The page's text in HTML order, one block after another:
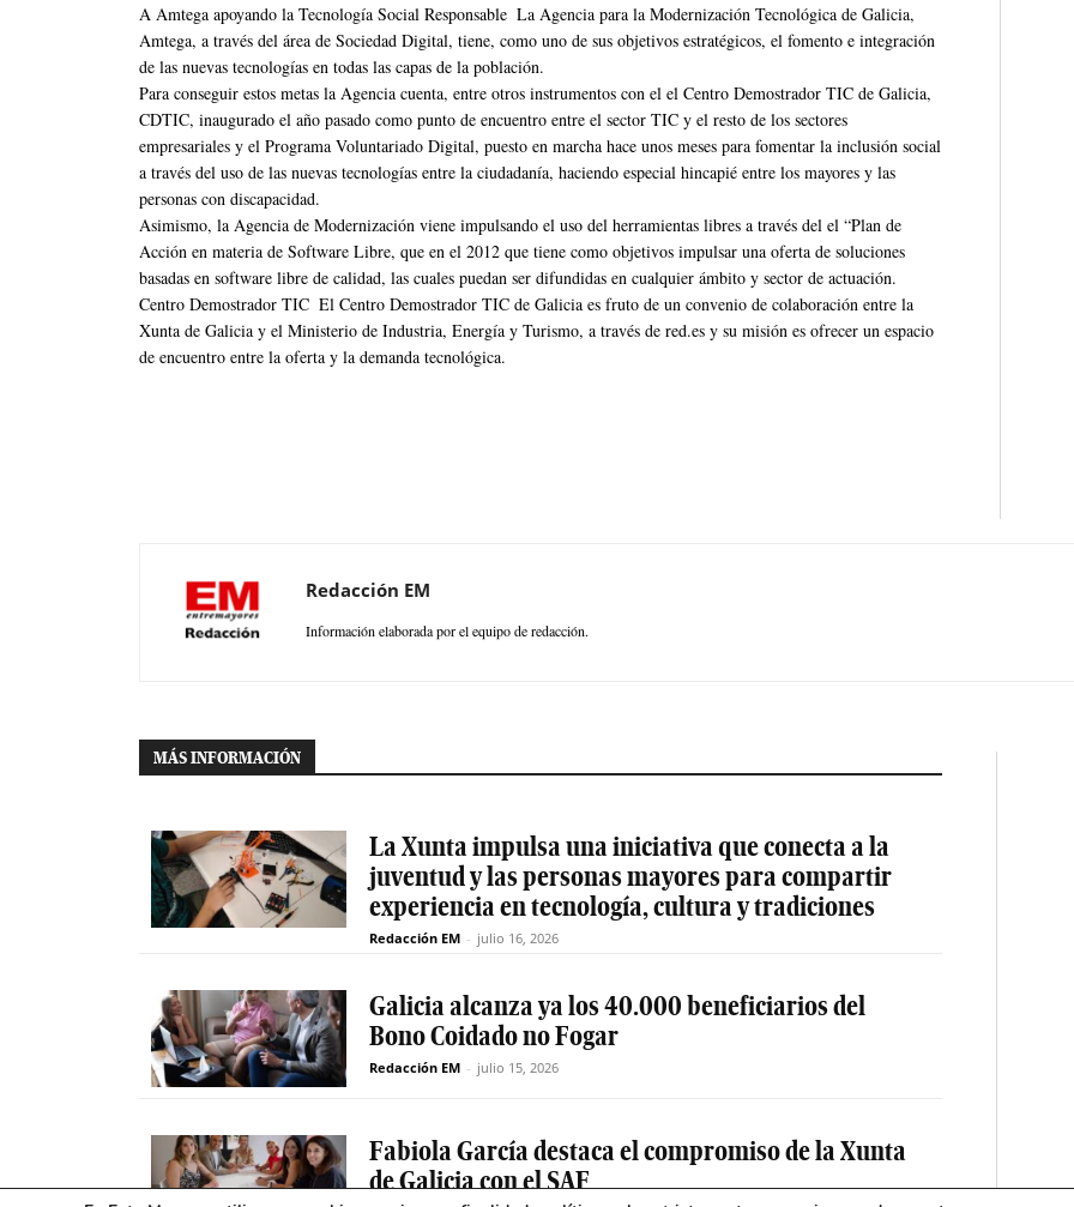
A Amtega apoyando la Tecnología Social Responsable La Agencia para la Modernización Tecnológica de Galicia,
Amtega, a través del área de Sociedad Digital, tiene, como uno de sus objetivos estratégicos, el fomento e integración
de las nuevas tecnologías en todas las capas de la población.
Para conseguir estos metas la Agencia cuenta, entre otros instrumentos con el el Centro Demostrador TIC de Galicia,
CDTIC, inaugurado el año pasado como punto de encuentro entre el sector TIC y el resto de los sectores
empresariales y el Programa Voluntariado Digital, puesto en marcha hace unos meses para fomentar la inclusión social
a través del uso de las nuevas tecnologías entre la ciudadanía, haciendo especial hincapié entre los mayores y las
personas con discapacidad.
Asimismo, la Agencia de Modernización viene impulsando el uso del herramientas libres a través del el “Plan de
Acción en materia de Software Libre, que en el 2012 que tiene como objetivos impulsar una oferta de soluciones
basadas en software libre de calidad, las cuales puedan ser difundidas en cualquier ámbito y sector de actuación.
Centro Demostrador TIC El Centro Demostrador TIC de Galicia es fruto de un convenio de colaboración entre la
Xunta de Galicia y el Ministerio de Industria, Energía y Turismo, a través de red.es y su misión es ofrecer un espacio
de encuentro entre la oferta y la demanda tecnológica.
Redacción EM
Información elaborada por el equipo de redacción.
MÁS INFORMACIÓN
La Xunta impulsa una iniciativa que conecta a la
juventud y las personas mayores para compartir
experiencia en tecnología, cultura y tradiciones
Redacción EM - julio 16, 2026
Galicia alcanza ya los 40.000 beneficiarios del
Bono Coidado no Fogar
Redacción EM - julio 15, 2026
Fabiola García destaca el compromiso de la Xunta
de Galicia con el SAF